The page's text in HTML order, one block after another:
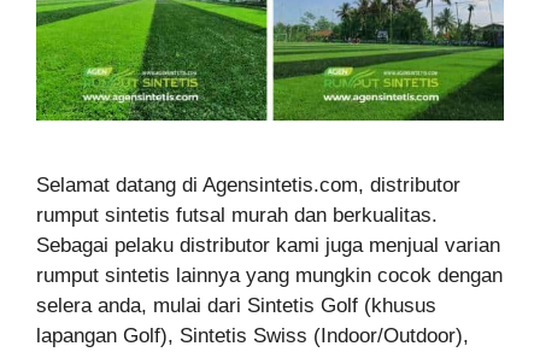
Selamat datang di Agensintetis.com, distributor
rumput sintetis futsal murah dan berkualitas.
Sebagai pelaku distributor kami juga menjual varian
rumput sintetis lainnya yang mungkin cocok dengan
selera anda, mulai dari Sintetis Golf (khusus
lapangan Golf), Sintetis Swiss (Indoor/Outdoor),